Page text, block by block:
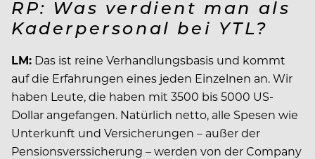
RP: Was verdient man als
Kaderpersonal bei YTL?
LM: Das ist reine Verhandlungsbasis und kommt
auf die Erfahrungen eines jeden Einzelnen an. Wir
haben Leute, die haben mit 3500 bis 5000 US-
Dollar angefangen. Natürlich netto, alle Spesen wie
Unterkunft und Versicherungen – außer der
Pensionsverssicherung – werden von der Company